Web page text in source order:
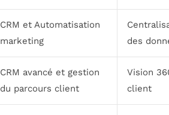
CRM et Automatisation
marketing
des
CRM avancé et gestion
du parcours client
Vision
client